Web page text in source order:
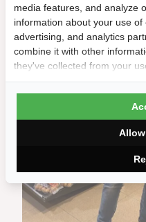
media features, and analyze
information about your use of
advertising, and analytics
combine it with other
they've collected from your